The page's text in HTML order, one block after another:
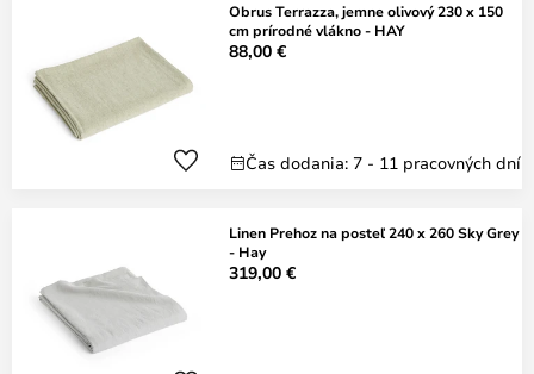
Obrus Terrazza, jemne olivový 230 x 150
cm prírodné vlákno - HAY
88,00 €
Čas dodania: 7 - 11 pracovných dní
Linen Prehoz na posteľ 240 x 260 Sky Grey
- Hay
319,00 €